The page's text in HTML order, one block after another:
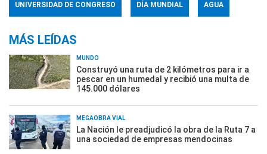
UNIVERSIDAD DE CONGRESO DÍA MUNDIAL AGUA
MÁS LEÍDAS
MUNDO
Construyó una ruta de 2 kilómetros para ir a
pescar en un humedal y recibió una multa de
145.000 dólares
MEGAOBRA VIAL
La Nación le preadjudicó la obra de la Ruta 7 a
una sociedad de empresas mendocinas